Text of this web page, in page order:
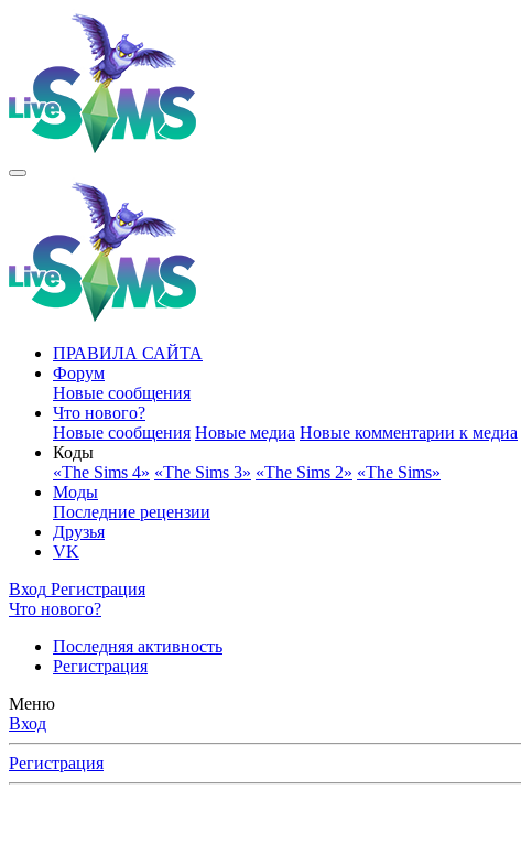
ПРАВИЛА САЙТА
Форум
Новые сообщения
Что нового?
Новые сообщения Новые медиа Новые комментарии к медиа
Коды
«The Sims 4» «The Sims 3» «The Sims 2» «The Sims»
Моды
Последние рецензии
Друзья
VK
Вход Регистрация
Что нового?
Последняя активность
Регистрация
Меню
Вход
Регистрация